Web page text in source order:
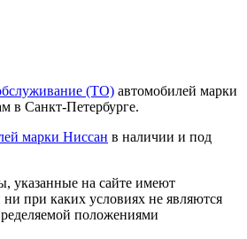
(ТО) автомобилей марки
в Санкт-Петербурге.
марки Ниссан в наличии и под
указанные на сайте имеют
при каких условиях не являются
положениями